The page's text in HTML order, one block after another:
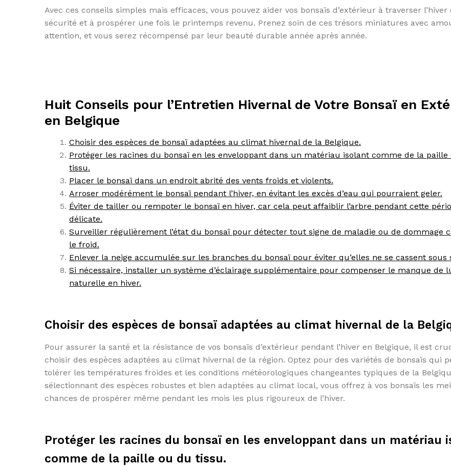
Avec ces conseils simples mais efficaces, vous pouvez aider vos bonsaïs d’extérieur à traverser l’hiver
sécurité et à prospérer une fois le printemps revenu. Prenez soin de ces trésors miniatures avec
attention, et vous serez récompensé par leur beauté durable année après année.
Huit Conseils pour l’Entretien Hivernal de Votre Bonsaï en
en Belgique
Choisir des espèces de bonsaï adaptées au climat hivernal de la Belgique.
Protéger les racines du bonsaï en les enveloppant dans un matériau isolant comme de la paille
tissu.
Placer le bonsaï dans un endroit abrité des vents froids et violents.
Arroser modérément le bonsaï pendant l’hiver, en évitant les excès d’eau qui pourraient geler.
Éviter de tailler ou rempoter le bonsaï en hiver, car cela peut affaiblir l’arbre pendant cette
délicate.
Surveiller régulièrement l’état du bonsaï pour détecter tout signe de maladie ou de dommage
le froid.
Enlever la neige accumulée sur les branches du bonsaï pour éviter qu’elles ne se cassent sous
Si nécessaire, installer un système d’éclairage supplémentaire pour compenser le manque de
naturelle en hiver.
Choisir des espèces de bonsaï adaptées au climat hivernal de la
Pour assurer la santé et la résistance de vos bonsaïs d’extérieur pendant l’hiver en Belgique, il est
choisir des espèces adaptées au climat hivernal de la région. Optez pour des variétés de bonsaïs qui
tolérer les températures froides et les conditions météorologiques changeantes typiques de la
sélectionnant des espèces robustes et bien adaptées au climat local, vous offrez à vos bonsaïs les
chances de prospérer même pendant les mois les plus rigoureux de l’hiver.
Protéger les racines du bonsaï en les enveloppant dans un matériau
comme de la paille ou du tissu.